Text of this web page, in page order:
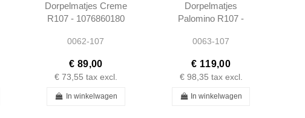
Dorpelmatjes Creme
R107 - 1076860180
0062-107
€ 89,00
€ 73,55 tax excl.
In winkelwagen
Dorpelmatjes
Palomino R107 -
0063-107
€ 119,00
€ 98,35 tax excl.
In winkelwagen